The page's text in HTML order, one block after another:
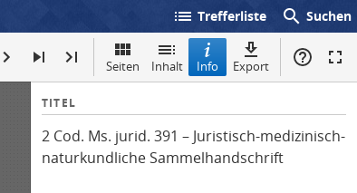
list Trefferliste search Suchen
Seiten Inhalt Info Export
I
f
o
TITEL
2 Cod. Ms. jurid. 391 – Juristisch-medizinisch-
naturkundliche Sammelhandschrift